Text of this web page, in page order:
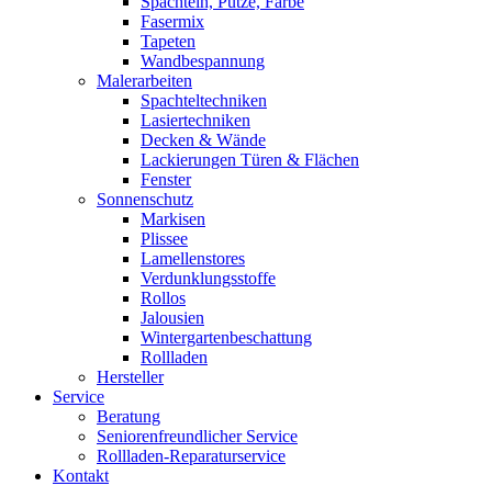
Fasermix
Tapeten
Wandbespannung
Malerarbeiten
Spachteltechniken
Lasiertechniken
Decken & Wände
Lackierungen Türen & Flächen
Fenster
Sonnenschutz
Markisen
Plissee
Lamellenstores
Verdunklungsstoffe
Rollos
Jalousien
Wintergartenbeschattung
Rollladen
Hersteller
Service
Beratung
Seniorenfreundlicher Service
Rollladen-Reparaturservice
Kontakt